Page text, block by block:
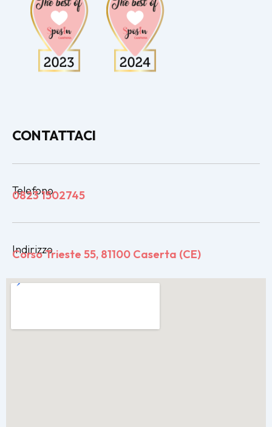
CONTATTACI
Telefono
0823 1502745
Indirizzo
Corso Trieste 55, 81100 Caserta (CE)